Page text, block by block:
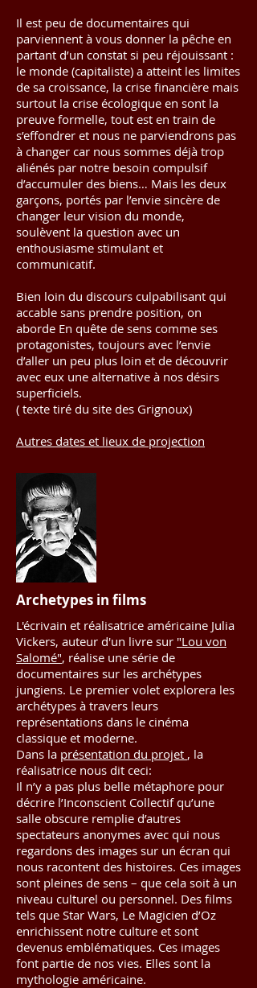
Il est peu de documentaires qui
parviennent à vous donner la pêche en
partant d’un constat si peu réjouissant :
le monde (capitaliste) a atteint les limites
de sa croissance, la crise financière mais
surtout la crise écologique en sont la
preuve formelle, tout est en train de
s’effondrer et nous ne parviendrons pas
à changer car nous sommes déjà trop
aliénés par notre besoin compulsif
d’accumuler des biens… Mais les deux
garçons, portés par l’envie sincère de
changer leur vision du monde,
soulèvent la question avec un
enthousiasme stimulant et
communicatif.
Bien loin du discours culpabilisant qui
accable sans prendre position, on
aborde En quête de sens comme ses
protagonistes, toujours avec l’envie
d’aller un peu plus loin et de découvrir
avec eux une alternative à nos désirs
superficiels.
( texte tiré du site des Grignoux)
Autres dates et lieux de projection
Archetypes in films
L'écrivain et réalisatrice américaine Julia
Vickers, auteur d'un livre sur "Lou von
Salomé", réalise une série de
documentaires sur les archétypes
jungiens. Le premier volet explorera les
archétypes à travers leurs
représentations dans le cinéma
classique et moderne.
Dans la présentation du projet , la
réalisatrice nous dit ceci:
Il n’y a pas plus belle métaphore pour
décrire l’Inconscient Collectif qu’une
salle obscure remplie d’autres
spectateurs anonymes avec qui nous
regardons des images sur un écran qui
nous racontent des histoires. Ces images
sont pleines de sens – que cela soit à un
niveau culturel ou personnel. Des films
tels que Star Wars, Le Magicien d’Oz
enrichissent notre culture et sont
devenus emblématiques. Ces images
font partie de nos vies. Elles sont la
mythologie américaine.